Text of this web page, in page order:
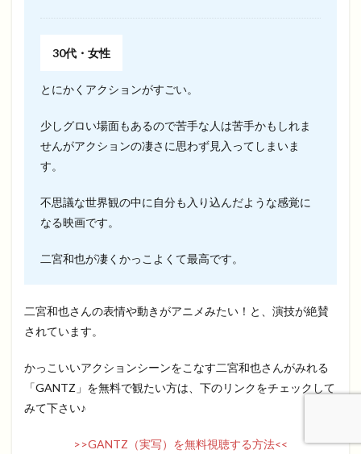
30代・女性
とにかくアクションがすごい。
少しグロい場面もあるので苦手な人は苦手かもしれま
せんがアクションの凄さに思わず見入ってしまいま
す。
不思議な世界観の中に自分も入り込んだような感覚に
なる映画です。
二宮和也が凄くかっこよくて最高です。
二宮和也さんの表情や動きがアニメみたい！と、演技が絶賛
されています。
かっこいいアクションシーンをこなす二宮和也さんがみれる
「GANTZ」を無料で観たい方は、下のリンクをチェックして
みて下さい♪
>>GANTZ（実写）を無料視聴する方法<<